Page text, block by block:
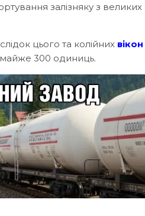
залізняку з великих
цього та колійних вікон
майже 300 одиниць.